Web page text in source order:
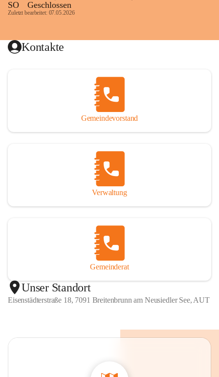
SO Geschlossen
Zuletzt bearbeitet: 07.05.2026
Kontakte
Gemeindevorstand
Verwaltung
Gemeinderat
Unser Standort
Eisenstädterstraße 18, 7091 Breitenbrunn am Neusiedler See, AUT